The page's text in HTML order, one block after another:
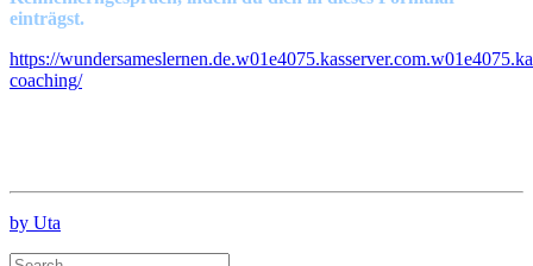
einträgst.
https://
coaching/
by Uta